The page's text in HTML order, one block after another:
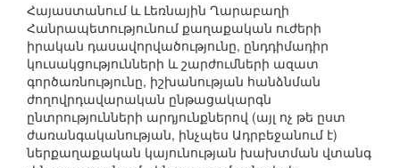
Հայաստանում և Լեռնային Ղարաբաղի
Հանրապետությունում քաղաքական ուժերի
իրական դասավորվածությունը, ընդդիմադիր
կուսակցությունների և շարժումների ազատ
գործառնությունը, իշխանության հանձնման
ժողովրդավարական ընթացակարգն
ընտրությունների արդյունքներով (այլ ոչ թե ըստ
ժառանգականության, ինչպես Ադրբեջանում է)
ներքաղաքական կայունության խախտման վտանգ